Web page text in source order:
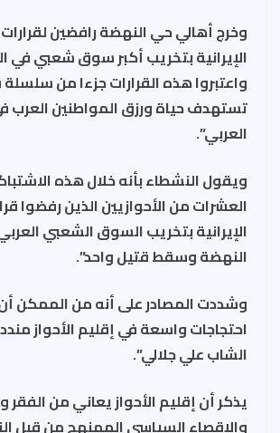
وخرج أهالي حي النهضة رافضين
الإيرانية بتخريب أكبر سوق شعبي في
واعتبروا هذه القرارات جزءا من سلسلة
تستهدف حياة ورزق المواطنين العرب
العربي”.
ويقول النشطاء بأنه خلال هذه
العشرات من الأحوازيين الذين رفضوا
الإيرانية بتخريب السوق الشعبي
النهضة وسقط قتيل واحد”.
وشددت المصادر على أنه من الممكن
احتجاجات واسعة في إقليم الأحواز
الشاب علي جلالي”.
يذكر أن إقليم الأحواز يعاني من
والإقصاء السياسي الممنهج من قبل